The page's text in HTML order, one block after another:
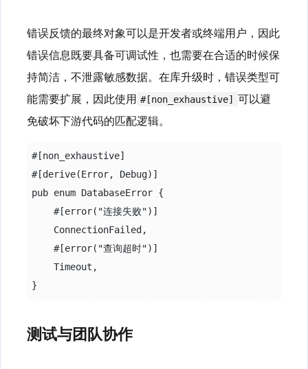
错误反馈的最终对象可以是开发者或终端用户，因此
错误信息既要具备可调试性，也需要在合适的时候保
持简洁，不泄露敏感数据。在库升级时，错误类型可
能需要扩展，因此使用 #[non_exhaustive]
可以避
免破坏下游代码的匹配逻辑。
#[non_exhaustive]
#[derive(Error, Debug)]
pub enum DatabaseError {
    #[error("连接失败")]
    ConnectionFailed,
    #[error("查询超时")]
    Timeout,
测试与团队协作